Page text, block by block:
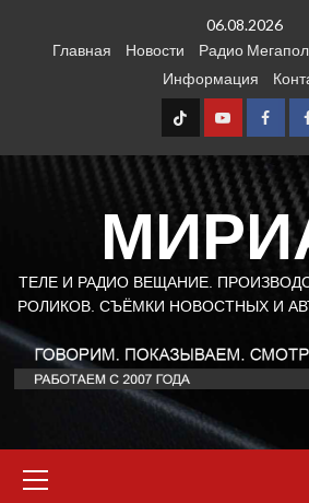
06.08.2026
Главная
Новости Радио
Информация
TT Youtube
FB1
ТЕЛЕ И РАДИО ВЕЩАНИЕ.
РОЛИКОВ. СЪЁМКИ НОВОСТНЫХ И
меню